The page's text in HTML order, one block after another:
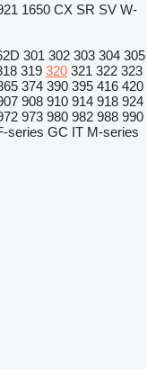
1650 CX SR SV W-
301 302 303 304 305
319 320 321 322 323
374 390 395 416 420
908 910 914 918 924
973 980 982 988 990
series GC IT M-series